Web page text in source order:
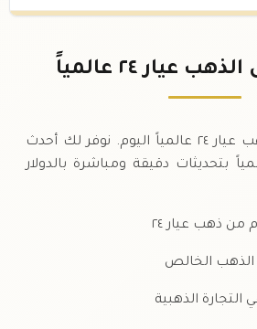
٦٤٩.٩٦ دولار
عيار ٢٤ عالمياً
تابع سعر مثقال الذهب عيار ٢٤ عالمياً اليوم. نوفر لك أحدث
بتحديثات دقيقة ومباشرة بالدولار
الذهبية